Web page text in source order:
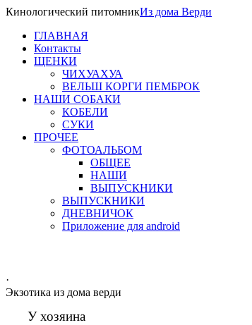
Кинологический питомникИз дома Верди
ГЛАВНАЯ
Контакты
ЩЕНКИ
ЧИХУАХУА
ВЕЛЬШ КОРГИ ПЕМБРОК
НАШИ СОБАКИ
КОБЕЛИ
СУКИ
ПРОЧЕЕ
ФОТОАЛЬБОМ
ОБЩЕЕ
НАШИ
ВЫПУСКНИКИ
ВЫПУСКНИКИ
ДНЕВНИЧОК
Приложение для android
·
Экзотика из дома верди
У хозяина